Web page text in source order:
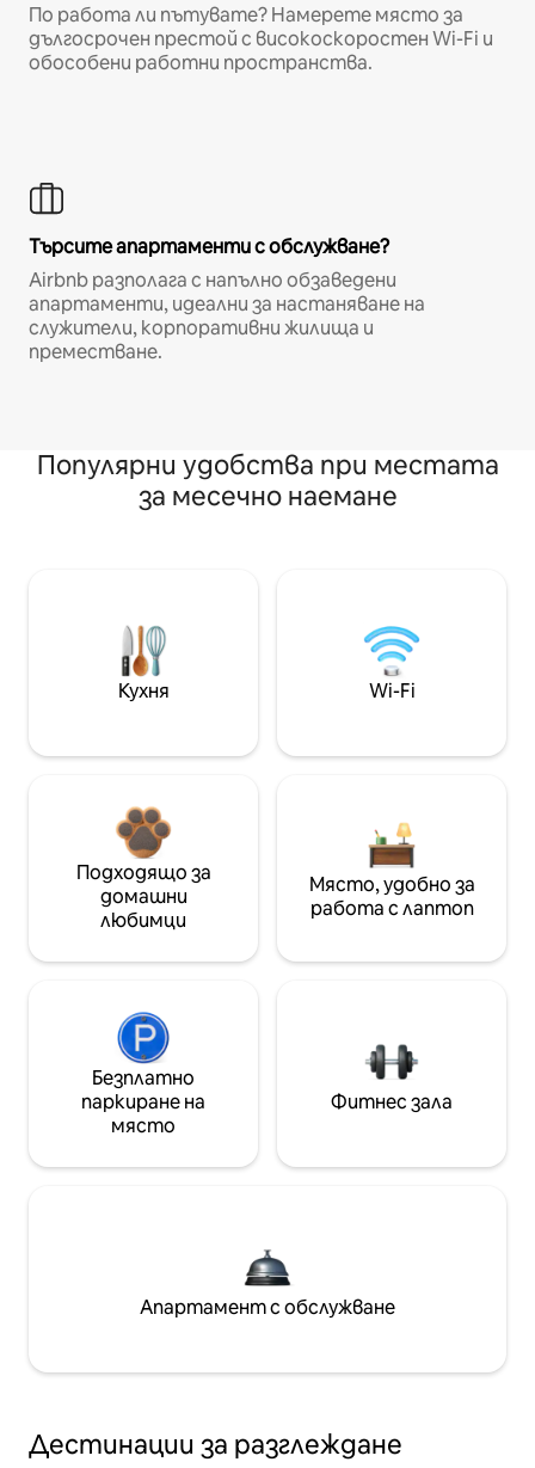
По работа ли пътувате? Намерете място за
дългосрочен престой с високоскоростен Wi-Fi и
обособени работни пространства.
Търсите апартаменти с обслужване?
Airbnb разполага с напълно обзаведени
апартаменти, идеални за настаняване на
служители, корпоративни жилища и
преместване.
Популярни удобства при местата
за месечно наемане
Кухня Wi-Fi
Подходящо за
домашни
любимци
Място, удобно за
работа с лаптоп
Безплатно
паркиране на
място
Фитнес зала
Апартамент с обслужване
Дестинации за разглеждане